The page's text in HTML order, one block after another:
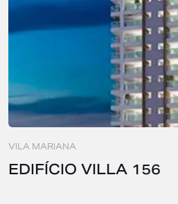
VILA MARIANA
EDIFÍCIO VILLA 156